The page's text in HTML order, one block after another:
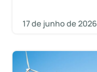
17 de junho de 2026